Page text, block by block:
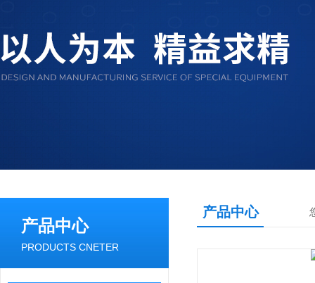
产品中心
PRODUCTS CNETER
产品中心